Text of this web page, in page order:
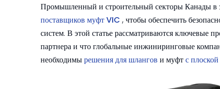
Промышленный и строительный секторы Канады в
поставщиков муфт VIC , чтобы обеспечить
систем. В этой статье рассматриваются ключевые
партнера и что глобальные инжиниринговые
необходимырешения для шлангов и муфтс